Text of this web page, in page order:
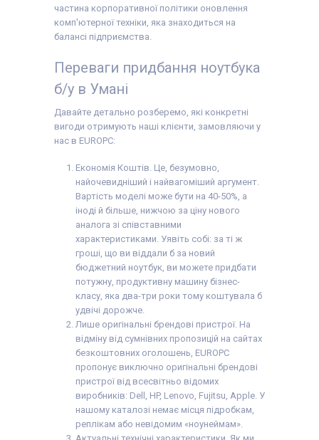
частина корпоративної політики оновлення
комп'ютерної техніки, яка знаходиться на
балансі підприємства.
Переваги придбання ноутбука
б/у в Умані
Давайте детально розберемо, які конкретні
вигоди отримують наші клієнти, замовляючи у
нас в EUROPC:
Економія Коштів. Це, безумовно,
найочевидніший і найвагоміший аргумент.
Вартість моделі може бути на 40-50%, а
іноді й більше, нижчою за ціну нового
аналога зі співставними
характеристиками. Уявіть собі: за ті ж
гроші, що ви віддали б за новий
бюджетний ноутбук, ви можете придбати
потужну, продуктивну машину бізнес-
класу, яка два-три роки тому коштувала б
удвічі дорожче.
Лише оригінальні брендові пристрої. На
відміну від сумнівних пропозицій на сайтах
безкоштовних оголошень, EUROPC
пропонує виключно оригінальні брендові
пристрої від всесвітньо відомих
виробників: Dell, HP, Lenovo, Fujitsu, Apple. У
нашому каталозі немає місця підробкам,
реплікам або невідомим «ноунеймам».